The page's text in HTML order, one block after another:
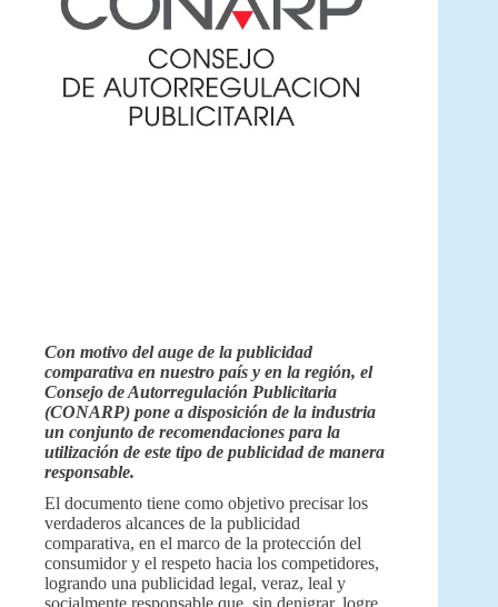
Con motivo del auge de la publicidad
comparativa en nuestro país y en la región, el
Consejo de Autorregulación Publicitaria
(CONARP) pone a disposición de la industria
un conjunto de recomendaciones para la
utilización de este tipo de publicidad de manera
responsable.
El documento tiene como objetivo precisar los
verdaderos alcances de la publicidad
comparativa, en el marco de la protección del
consumidor y el respeto hacia los competidores,
logrando una publicidad legal, veraz, leal y
socialmente responsable que, sin denigrar, logre